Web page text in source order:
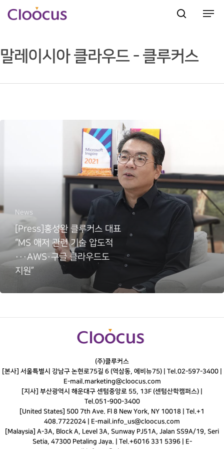
Hit enter to search or ESC to close
말레이시아 클라우드 - 클루커스
News
[Press]홍성완 클루커스 대표
“MS 애저 관련 기술 압도적
···AWS·구글 클라우드도
지원”
(주)클루커스
[본사] 서울특별시 강남구 논현로75길 6 (역삼동, 에비뉴75) | Tel.02-597-3400
E-mail.marketing@cloocus.com
[지사] 부산광역시 해운대구 센텀중앙로 55, 13F (센텀산학캠퍼스) |
Tel.051-900-3400
[United States] 500 7th Ave. Fl 8 New York, NY 10018 | Tel.+1
408.7722024 | E-mail.info_us@cloocus.com
[Malaysia] A-3A, Block A, Level 3A, Sunway PJ51A, Jalan SS9A/19, Seri
Setia, 47300 Petaling Jaya. | Tel.+6016 331 5396 | E-